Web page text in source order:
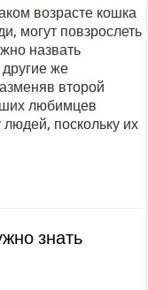
возрасте кошка
могут повзрослеть
назвать
же
второй
любимцев
людей, поскольку их
знать